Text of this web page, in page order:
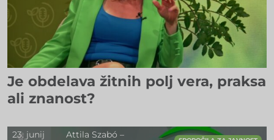
Je obdelava žitnih polj vera, praksa
ali znanost?
23. junij
Attila Szabó –